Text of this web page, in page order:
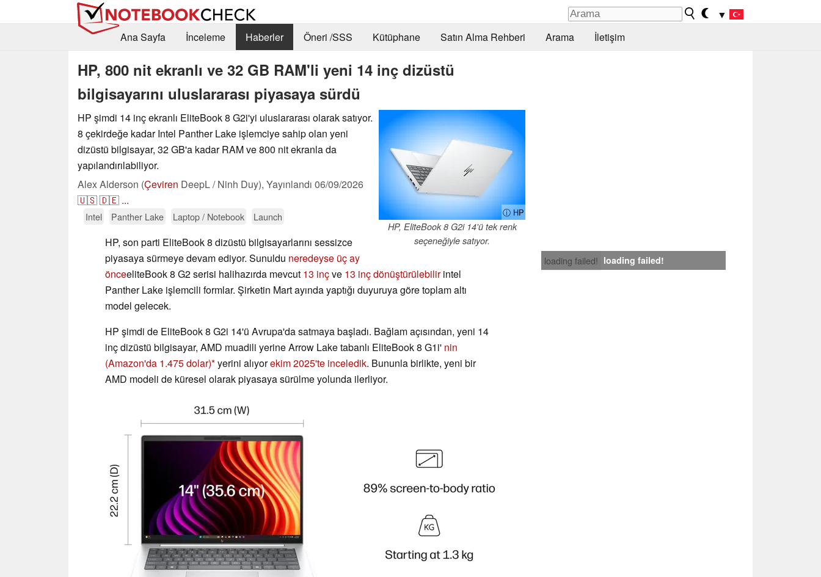
▼
Ana Sayfa
İnceleme Haberler Öneri /SSS Kütüphane Satın Alma Rehberi Arama İletişim
HP, 800 nit ekranlı ve 32 GB RAM'li yeni 14 inç dizüstü
bilgisayarını uluslararası piyasaya sürdü
ⓘ HP
HP, EliteBook 8 G2i 14'ü tek renk
seçeneğiyle satıyor.
HP şimdi 14 inç ekranlı EliteBook 8 G2i'yi uluslararası olarak satıyor.
8 çekirdeğe kadar Intel Panther Lake işlemciye sahip olan yeni
dizüstü bilgisayar, 32 GB'a kadar RAM ve 800 nit ekranla da
yapılandırılabiliyor.
Alex Alderson (Çeviren DeepL / Ninh Duy), Yayınlandı 06/09/2026
🇺🇸🇩🇪 ...
Intel Panther Lake Laptop / Notebook Launch
loading failed! loading failed!
HP, son parti EliteBook 8 dizüstü bilgisayarlarını sessizce
piyasaya sürmeye devam ediyor. Sunuldu neredeyse üç ay
önceeliteBook 8 G2 serisi halihazırda mevcut 13 inçve 13 inç dönüştürülebilirintel
Panther Lake işlemcili formlar. Şirketin Mart ayında yaptığı duyuruya göre toplam altı
model gelecek.
HP şimdi de EliteBook 8 G2i 14'ü Avrupa'da satmaya başladı. Bağlam açısından, yeni 14
inç dizüstü bilgisayar, AMD muadili yerine Arrow Lake tabanlı EliteBook 8 G1i' nin
(Amazon'da 1.475 dolar) yerini alıyorekim 2025'te inceledik. Bununla birlikte, yeni bir
AMD modeli de küresel olarak piyasaya sürülme yolunda ilerliyor.